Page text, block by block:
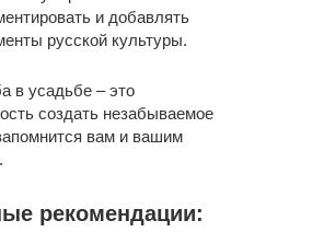
и добавлять
русской культуры.
в усадьбе – это
создать незабываемое
вам и вашим
рекомендации: